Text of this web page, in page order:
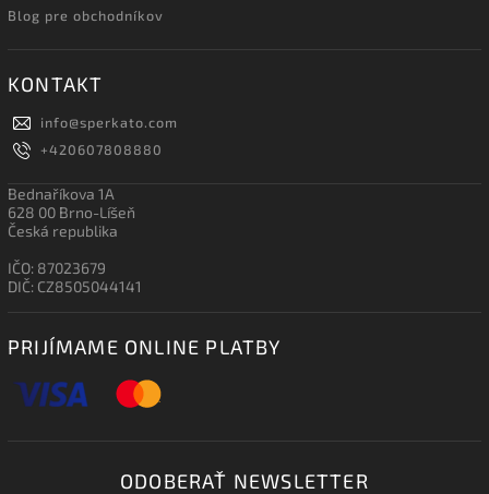
Blog pre obchodníkov
KONTAKT
info@sperkato.com
+420607808880
Bednaříkova 1A
628 00 Brno-Líšeň
Česká republika
IČO: 87023679
DIČ: CZ8505044141
PRIJÍMAME ONLINE PLATBY
ODOBERAŤ NEWSLETTER